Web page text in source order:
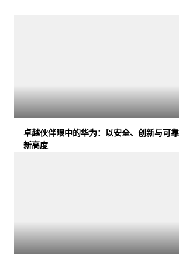
卓越伙伴眼中的华为：以安全、创新与可
新高度